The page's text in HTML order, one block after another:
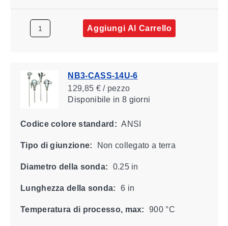
Aggiungi Al Carrello
NB3-CASS-14U-6
129,85 € / pezzo
Disponibile in 8 giorni
Codice colore standard: ANSI
Tipo di giunzione: Non collegato a terra
Diametro della sonda: 0.25 in
Lunghezza della sonda: 6 in
Temperatura di processo, max: 900 °C